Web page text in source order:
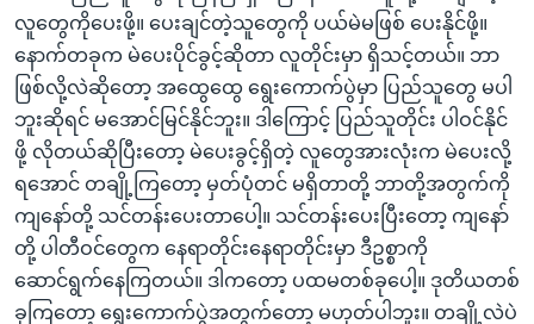
လူတွေကိုပေးဖို့။ ပေးချင်တဲ့သူတွေကို ပယ်မဲမဖြစ် ပေးနိုင်ဖို့။
နောက်တခုက မဲပေးပိုင်ခွင့်ဆိုတာ လူတိုင်းမှာ ရှိသင့်တယ်။ ဘာ
ဖြစ်လို့လဲဆိုတော့ အထွေထွေ ရွေးကောက်ပွဲမှာ ပြည်သူတွေ မပါ
ဘူးဆိုရင် မအောင်မြင်နိုင်ဘူး။ ဒါကြောင့် ပြည်သူတိုင်း ပါဝင်နိုင်
ဖို့ လိုတယ်ဆိုပြီးတော့ မဲပေးခွင့်ရှိတဲ့ လူတွေအားလုံးက မဲပေးလို့
ရအောင် တချို့ကြတော့ မှတ်ပုံတင် မရှိတာတို့ ဘာတို့အတွက်ကို
ကျနော်တို့ သင်တန်းပေးတာပေါ့။ သင်တန်းပေးပြီးတော့ ကျနော်
တို့ ပါတီဝင်တွေက နေရာတိုင်းနေရာတိုင်းမှာ ဒီဥစ္စာကို
ဆောင်ရွက်နေကြတယ်။ ဒါကတော့ ပထမတစ်ခုပေါ့။ ဒုတိယတစ်
ခုကြတော့ ရွေးကောက်ပွဲအတွက်တော့ မဟုတ်ပါဘူး။ တချို့လဲပဲ